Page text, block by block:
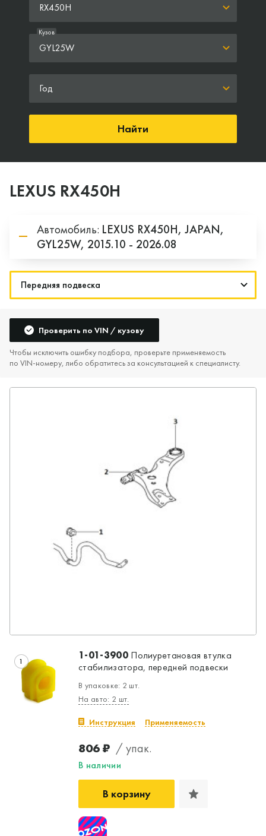
Да, верно Нет, выбрать другой
RX450H
GYL25W
Кузов
Год
Найти
LEXUS RX450H
Автомобиль: LEXUS RX450H, JAPAN,
GYL25W, 2015.10 - 2026.08
Проверить по VIN / кузову
Чтобы исключить ошибку подбора, проверьте применяемость
по VIN‑номеру, либо обратитесь за консультацией к специалисту.
1 1-01-3900Полиуретановая втулка
стабилизатора, передней подвески
В упаковке: 2 шт.
На авто: 2 шт.
Инструкция Применяемость
806 ₽ / упак.
В наличии
В корзину